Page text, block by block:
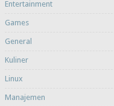
Entertainment
Games
General
Kuliner
Linux
Manajemen